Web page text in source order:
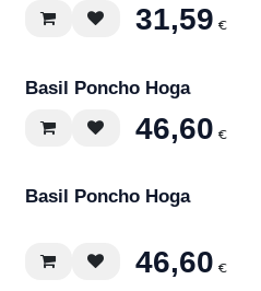
31,59 €
Basil Poncho Hoga
46,60 €
Basil Poncho Hoga
46,60 €